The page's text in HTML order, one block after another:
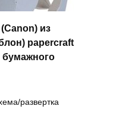
из
papercraft
бумажного
развертка